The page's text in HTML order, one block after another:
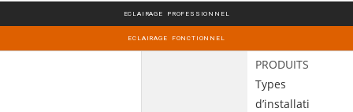
ECLAIRAGE PROFESSIONNEL
ECLAIRAGE FONCTIONNEL
PRODUITS
Types
d’installati